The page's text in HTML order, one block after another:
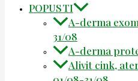
POPUSTI
A-derma
31/08
A-derma
Alivit cink,